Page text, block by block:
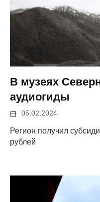
В музеях
аудиогиды
05.02.2024
Регион получил
рублей